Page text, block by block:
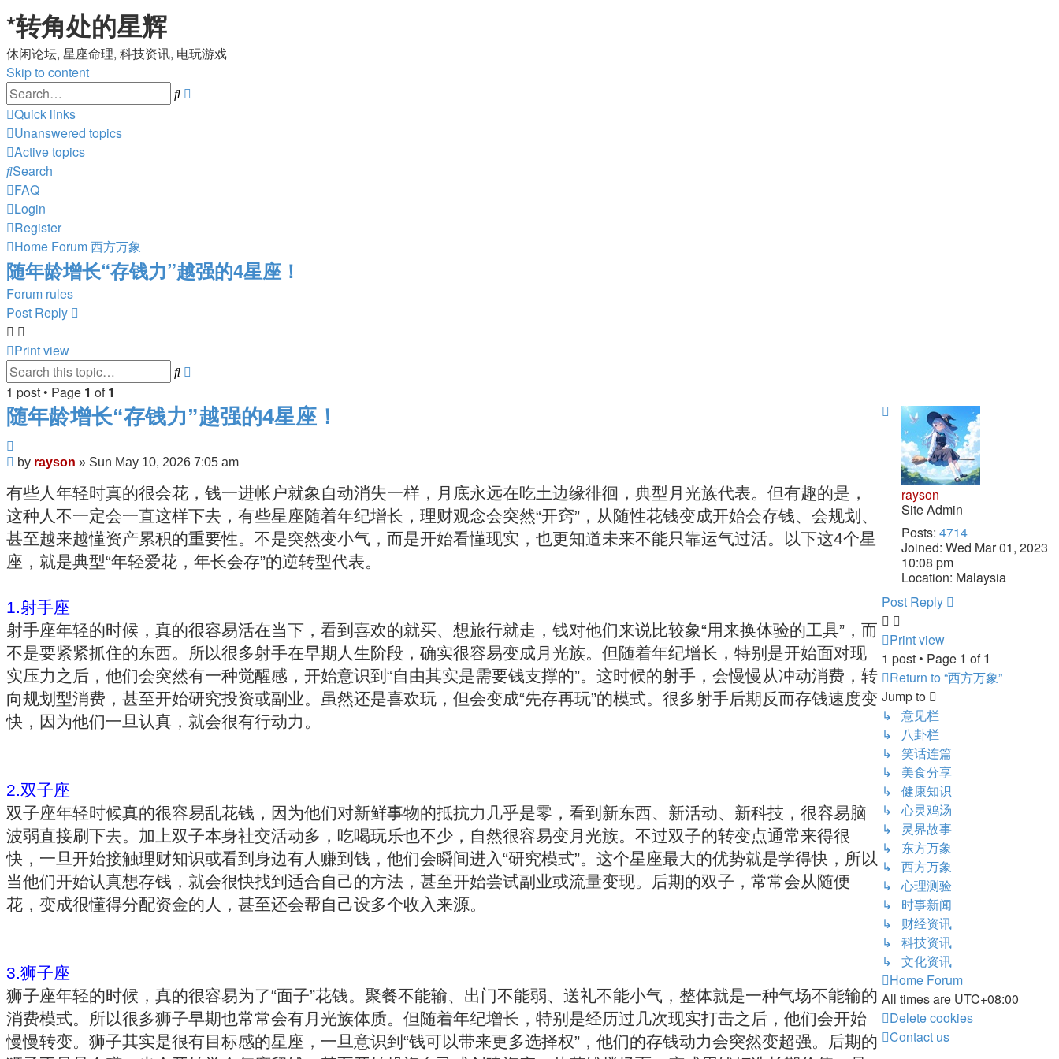
*转角处的星辉
休闲论坛, 星座命理, 科技资讯, 电玩游戏
Skip to content
Search
Quick links
Unanswered topics
Active topics
Search
FAQ
Login
Register
Home Forum西方万象
随年龄增长“存钱力”越强的4星座！
Forum rules
Post Reply
Print view
Search
1 post • Page 1 of1
rayson
Site Admin
Posts: 4714
Joined: Wed Mar 01, 2023
10:08 pm
Location: Malaysia
随年龄增长“存钱力”越强的4星座！
Post
by rayson » Sun May 10, 2026 7:05 am
有些人年轻时真的很会花，钱一进帐户就象自动消失一样，月底永远在吃土边缘徘徊，典型月光族代表。但有趣的是，
这种人不一定会一直这样下去，有些星座随着年纪增长，理财观念会突然“开窍”，从随性花钱变成开始会存钱、会规划、
甚至越来越懂资产累积的重要性。不是突然变小气，而是开始看懂现实，也更知道未来不能只靠运气过活。以下这4个星
座，就是典型“年轻爱花，年长会存”的逆转型代表。
1.射手座
射手座年轻的时候，真的很容易活在当下，看到喜欢的就买、想旅行就走，钱对他们来说比较象“用来换体验的工具”，而
不是要紧紧抓住的东西。所以很多射手在早期人生阶段，确实很容易变成月光族。但随着年纪增长，特别是开始面对现
实压力之后，他们会突然有一种觉醒感，开始意识到“自由其实是需要钱支撑的”。这时候的射手，会慢慢从冲动消费，转
向规划型消费，甚至开始研究投资或副业。虽然还是喜欢玩，但会变成“先存再玩”的模式。很多射手后期反而存钱速度变
快，因为他们一旦认真，就会很有行动力。
2.双子座
双子座年轻时候真的很容易乱花钱，因为他们对新鲜事物的抵抗力几乎是零，看到新东西、新活动、新科技，很容易脑
波弱直接刷下去。加上双子本身社交活动多，吃喝玩乐也不少，自然很容易变月光族。不过双子的转变点通常来得很
快，一旦开始接触理财知识或看到身边有人赚到钱，他们会瞬间进入“研究模式”。这个星座最大的优势就是学得快，所以
当他们开始认真想存钱，就会很快找到适合自己的方法，甚至开始尝试副业或流量变现。后期的双子，常常会从随便
花，变成很懂得分配资金的人，甚至还会帮自己设多个收入来源。
3.狮子座
狮子座年轻的时候，真的很容易为了“面子”花钱。聚餐不能输、出门不能弱、送礼不能小气，整体就是一种气场不能输的
消费模式。所以很多狮子早期也常常会有月光族体质。但随着年纪增长，特别是经历过几次现实打击之后，他们会开始
慢慢转变。狮子其实是很有目标感的星座，一旦意识到“钱可以带来更多选择权”，他们的存钱动力会突然变超强。后期的
Top
Post Reply
Print view
1 post • Page 1 of1
Return to “西方万象”
Jump to
↳ 意见栏
↳ 八卦栏
↳ 笑话连篇
↳ 美食分享
↳ 健康知识
↳ 心灵鸡汤
↳ 灵界故事
↳ 东方万象
↳ 西方万象
↳ 心理测验
↳ 时事新闻
↳ 财经资讯
↳ 科技资讯
↳ 文化资讯
Home Forum
All times are UTC+08:00
Delete cookies
Contact us